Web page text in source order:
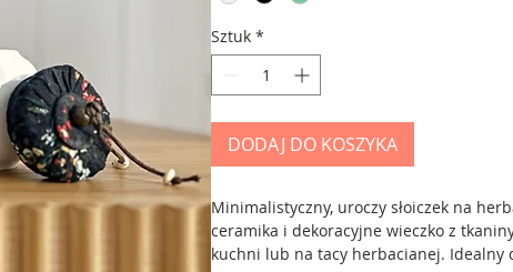
Sztuk *
DODAJ DO KOSZYKA
Minimalistyczny, uroczy słoiczek na
ceramika i dekoracyjne wieczko z
kuchni lub na tacy herbacianej. Idealny